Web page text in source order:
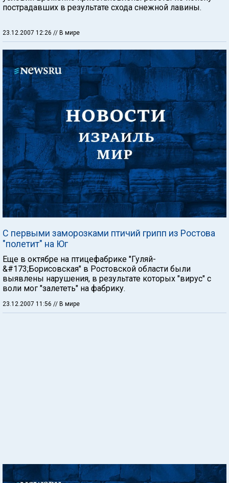
пострадавших в результате схода снежной лавины.
23.12.2007 12:26 // В мире
С первыми заморозками птичий грипп из Ростова
"полетит" на Юг
Еще в октябре на птицефабрике "Гуляй-
&#173;Борисовская" в Ростовской области были
выявлены нарушения, в результате которых "вирус" с
воли мог "залететь" на фабрику.
23.12.2007 11:56 // В мире